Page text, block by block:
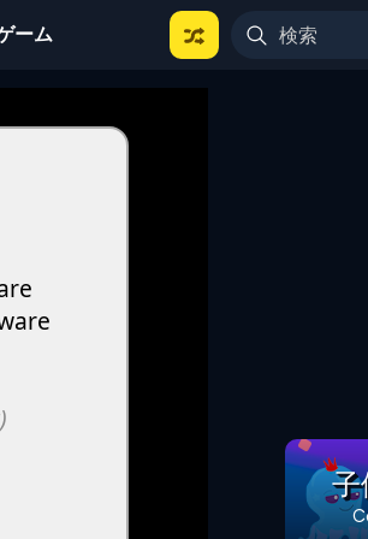
ーム